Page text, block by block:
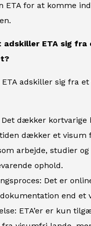
ETA for at komme
adskiller ETA sig fra
adskiller sig fra
dækker kortvarige
dækker et visum
arbejde, studier og
ophold.
Det er
end et
ETA’er er kun